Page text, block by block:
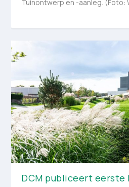
Tuinontwerp en -aanleg. (Foto:
DCM publiceert eerste